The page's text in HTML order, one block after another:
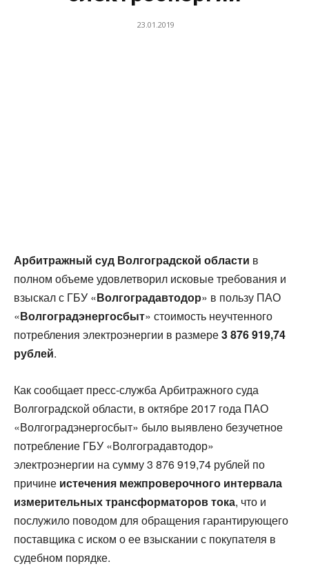
23.01.2019
Арбитражный суд Волгоградской области в
полном объеме удовлетворил исковые требования и
взыскал с ГБУ «Волгоградавтодор» в пользу ПАО
«Волгоградэнергосбыт» стоимость неучтенного
потребления электроэнергии в размере3 876 919,74
рублей.
Как сообщает пресс-служба Арбитражного суда
Волгоградской области, в октябре 2017 года ПАО
«Волгоградэнергосбыт» было выявлено безучетное
потребление ГБУ «Волгоградавтодор»
электроэнергии на сумму 3 876 919,74 рублей по
причине истечения межпроверочного интервала
измерительных трансформаторов тока, что и
послужило поводом для обращения гарантирующего
поставщика с иском о ее взыскании с покупателя в
судебном порядке.